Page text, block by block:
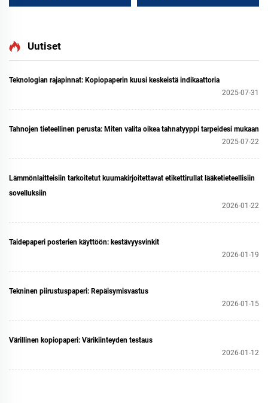
Uutiset
Teknologian rajapinnat: Kopiopaperin kuusi keskeistä indikaattoria
2025-07-31
Tahnojen tieteellinen perusta: Miten valita oikea tahnatyyppi tarpeidesi mukaan
2025-07-22
Lämmönlaitteisiin tarkoitetut kuumakirjoitettavat etikettirullat lääketieteellisiin
sovelluksiin
2026-01-22
Taidepaperi posterien käyttöön: kestävyysvinkit
2026-01-19
Tekninen piirustuspaperi: Repäisymisvastus
2026-01-15
Värillinen kopiopaperi: Värikiinteyden testaus
2026-01-12